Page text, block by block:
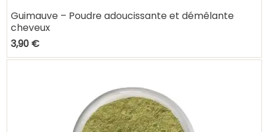
Guimauve – Poudre adoucissante et démêlante
cheveux
3,90 €